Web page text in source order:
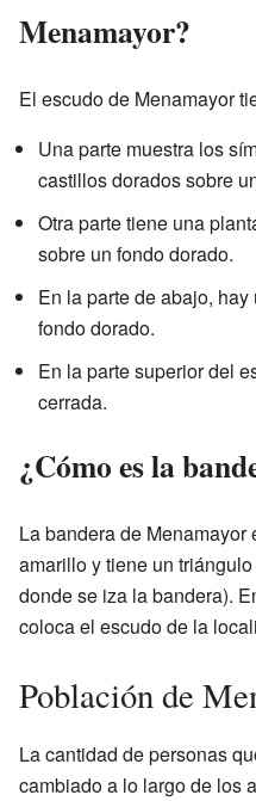
Menamayor?
El escudo de Menamayor
Una parte muestra los
castillos dorados sobre
Otra parte tiene una
sobre un fondo dorado.
En la parte de abajo,
fondo dorado.
En la parte superior del
cerrada.
¿Cómo es la
La bandera de
amarillo y tiene un
donde se iza la bandera).
coloca el escudo de la
Población de
La cantidad de personas
cambiado a lo largo de los